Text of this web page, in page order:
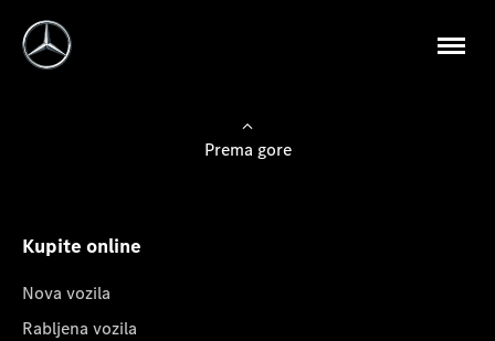
Prema gore
Kupite online
Nova vozila
Rabljena vozila